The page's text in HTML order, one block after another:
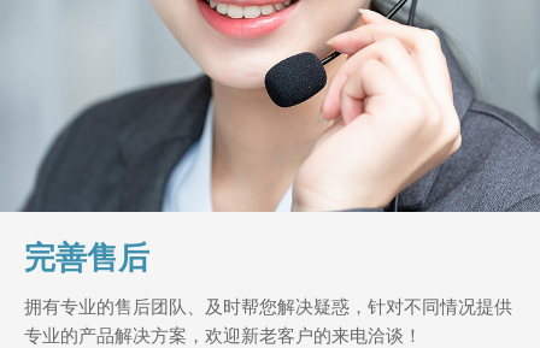
完善售后
拥有专业的售后团队、及时帮您解决疑惑，针对不同情况提供
专业的产品解决方案，欢迎新老客户的来电洽谈！